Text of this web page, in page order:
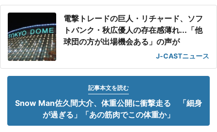
電撃トレードの巨人・リチャード、ソフ
トバンク・秋広優人の存在感薄れ...「他
球団の方が出場機会ある」の声が
J-CASTニュース
記事本文を読む
Snow Man佐久間大介、体重公開に衝撃走る 「細身
が過ぎる」「あの筋肉でこの体重か」